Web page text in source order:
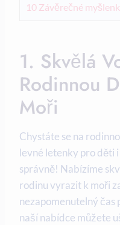
10 Závěrečné⁣
1.⁢ Skvělá
Rodinnou
Moři
Chystáte se na
levné ​letenky pro děti
správně! Nabízíme
rodinu vyrazit‌ k moři
nezapomenutelný čas
naší nabídce můžete